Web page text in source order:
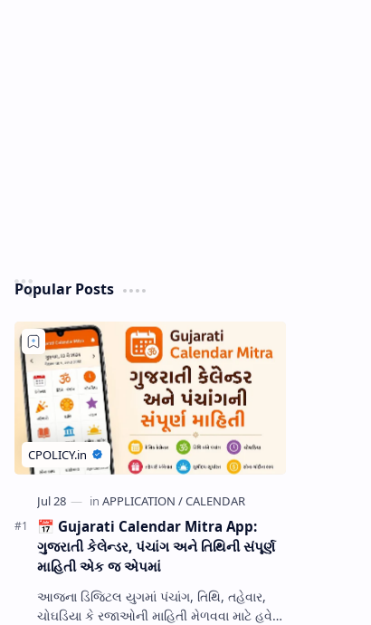
Popular Posts
📅 Gujarati Calendar Mitra App:
ગુજરાતી કેલેન્ડર, પંચાંગ અને તિથિની સંપૂર્ણ
માહિતી એક જ એપમાં
આજના ડિજિટલ યુગમાં પંચાંગ, તિથિ, તહેવાર,
ચોઘડિયા કે રજાઓની માહિતી મેળવવા માટે હવે